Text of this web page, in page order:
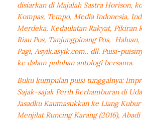
disiarkan di Majalah Sastra Horison,
Kompas, Tempo, Media Indonesia,
Merdeka, Kedaulatan Rakyat, Pikiran
Riau Pos, Tanjungpinang Pos, Haluan,
Pagi, Asyik.asyik.com., dll. Puisi-
ke dalam puluhan antologi bersama.
Buku kumpulan puisi tunggalnya:
Sajak-sajak Perih Berhamburan di
Jasadku Kaumasukkan ke Liang
Menjilat Runcing Karang (2016), Abadi